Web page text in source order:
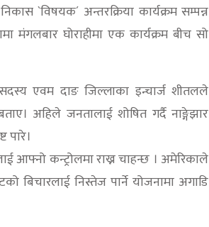
`विषयक´ अन्तरक्रिया कार्यक्रम सम्पन्न
घोराहीमा एक कार्यक्रम बीच सो
सदस्य एवम दाङ जिल्लाका इन्चार्ज शीतलले
अहिले जनतालाई शोषित गर्दै नाङ्गेझार
पारे।
आफ्नो कन्ट्रोलमा राख्न चाहन्छ । अमेरिकाले
बिचारलाई निस्तेज पार्ने योजनामा अगाडि